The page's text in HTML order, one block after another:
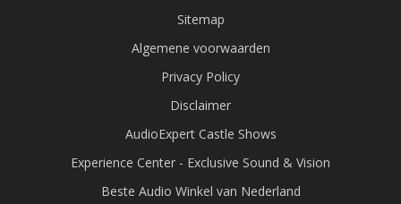
Sitemap
Algemene voorwaarden
Privacy Policy
Disclaimer
AudioExpert Castle Shows
Experience Center - Exclusive Sound & Vision
Beste Audio Winkel van Nederland